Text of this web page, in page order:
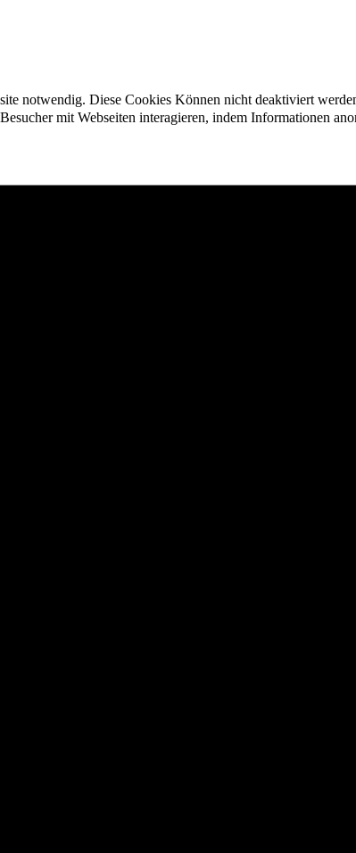
notwendig. Diese Cookies Können nicht deaktiviert
mit Webseiten interagieren, indem Informationen